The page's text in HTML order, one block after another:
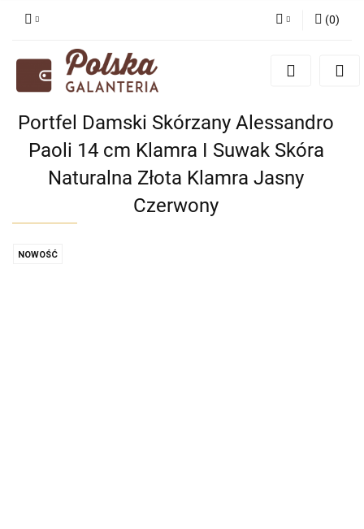
Zaloguj się
Zgody cookies
(0)
Portfel Damski Skórzany Alessandro
Paoli 14 cm Klamra I Suwak Skóra
Naturalna Złota Klamra Jasny
Czerwony
NOWOŚĆ